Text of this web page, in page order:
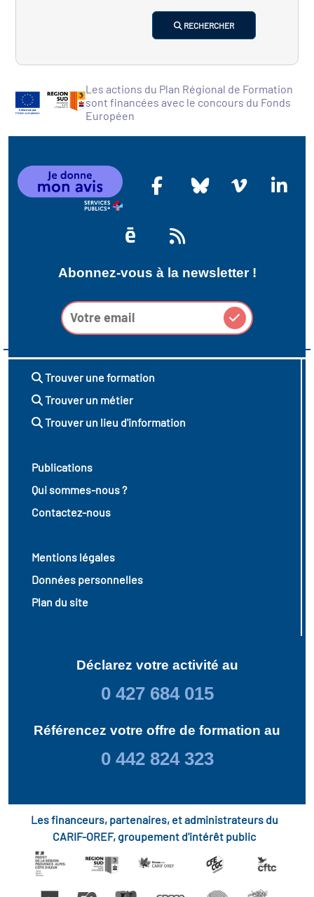
RECHERCHER
Les actions du Plan Régional de Formation
sont financées avec le concours du Fonds
Européen
Abonnez-vous à la newsletter !
Trouver une formation
Trouver un métier
Trouver un lieu d'information
Publications
Qui sommes-nous ?
Contactez-nous
Mentions légales
Données personnelles
Plan du site
Déclarez votre activité au
0 427 684 015
Référencez votre offre de formation au
0 442 824 323
Les financeurs, partenaires, et administrateurs du
CARIF-OREF, groupement d'intérêt public